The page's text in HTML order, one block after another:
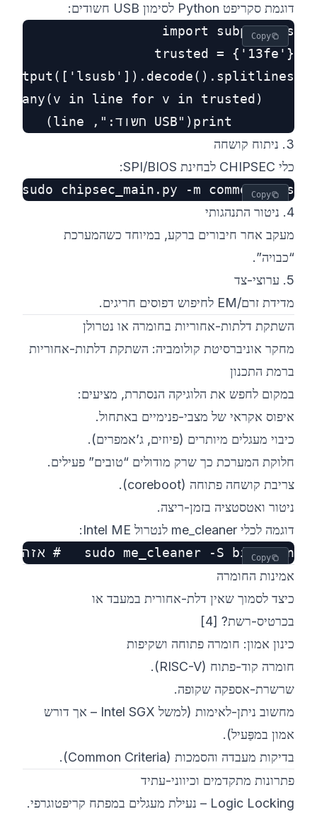
דוגמת סקריפט Python לסימון USB חשודים:
Copy
3. ניתוח קושחה
כלי ‎CHIPSEC‎ לבחינת SPI/BIOS:
sudo chipsec_main.py -m common.bios
Copy
4. ניטור התנהגותי
מעקב אחר חיבורים ברקע, במיוחד כשהמערכת
“כבויה”.
5. ערוצי-צד
מדידת זרם/EM לחיפוש דפוסים חריגים.
השתקת דלתות-אחוריות בחומרה או נטרולן
מחקר אוניברסיטת קולומביה: השתקת דלתות-אחוריות
ברמת התכנון
במקום לחפש את הלוגיקה הנסתרת, מציעים:
איפוס אקראי של מצבי-פנימיים באתחול.
כיבוי מעגלים מיותרים (פיוזים, ג’אמפרים).
חלוקת המערכת כך שרק מודולים “טובים” פעילים.
צריבת קושחה פתוחה (coreboot).
ניטור ואטסטציה בזמן-ריצה.
דוגמה לכלי ‎me_cleaner‎ לנטרול Intel ME:
sudo me_cleaner -S bios.bin   # אזהרה: עלול לבטל אחריות
Copy
אמינות החומרה
כיצד לסמוך שאין דלת-אחורית במעבד או
בכרטיס-רשת? [4]
כינון אמון: חומרה פתוחה ושקיפות
חומרה קוד-פתוח (RISC-V).
שרשרת-אספקה שקופה.
מחשוב ניתן-לאימות (למשל Intel SGX – אך דורש
אמון במפַּעיל).
בדיקות מעבדה והסמכות (Common Criteria).
פתרונות מתקדמים וכיווני-עתיד
Logic Locking – נעילת מעגלים במפתח קריפטוגרפי.